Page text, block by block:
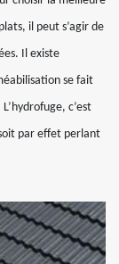
il peut s’agir de
Il existe
se fait
c’est
par effet perlant